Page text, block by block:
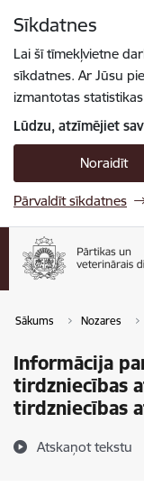
Sīkdatnes
Lai šī tīmekļvietne
sīkdatnes. Ar Jūsu
izmantotas
Lūdzu, atzīmējiet
Noraidīt
Pārvaldīt sīkdatnes
Sākums Nozares
Informācija
tirdzniecības
tirdzniecības
Atskaņot tekstu